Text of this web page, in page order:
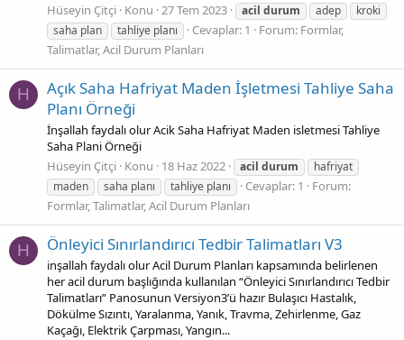
Hüseyin Çitçi Konu 27 Tem 2023 acil durum adep
kroki
saha plan
tahliye planı Cevaplar: 1 Forum: Formlar,
Talimatlar, Acil Durum Planları
H
Açık Saha Hafriyat Maden İşletmesi Tahliye Saha
Planı Örneği
İnşallah faydalı olur Acik Saha Hafriyat Maden isletmesi Tahliye
Saha Plani Örneği
Hüseyin Çitçi Konu 18 Haz 2022 acil durum
hafriyat
maden
saha planı tahliye planı Cevaplar: 1
Forum:
Formlar, Talimatlar, Acil Durum Planları
H Önleyici Sınırlandırıcı Tedbir Talimatları V3
inşallah faydalı olur Acil Durum Planları kapsamında belirlenen
her acil durum başlığında kullanılan “Önleyici Sınırlandırıcı Tedbir
Talimatları” Panosunun Versiyon3’ü hazır Bulaşıcı Hastalık,
Dökülme Sızıntı, Yaralanma, Yanık, Travma, Zehirlenme, Gaz
Kaçağı, Elektrik Çarpması, Yangın...